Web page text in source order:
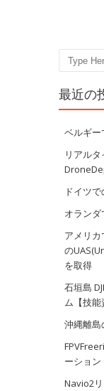
Search
最近の
ベルギー
リアル
ドイツ
オラン
アメリ
の
を取得
石垣島
ム【技能
沖縄離島
ーション
Navio2